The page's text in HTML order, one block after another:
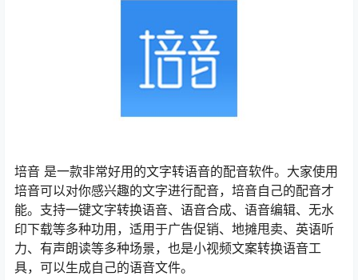
培音 是一款非常好用的文字转语音的配音软件。大家使用
培音可以对你感兴趣的文字进行配音，培音自己的配音才
能。支持一键文字转换语音、语音合成、语音编辑、无水
印下载等多种功用，适用于广告促销、地摊甩卖、英语听
力、有声朗读等多种场景，也是小视频文案转换语音工
具，可以生成自己的语音文件。